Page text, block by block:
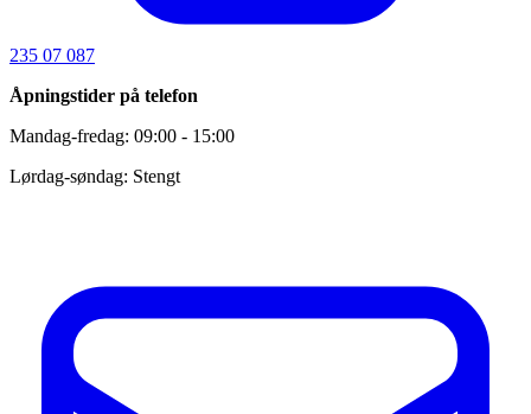
235 07 087
Åpningstider på telefon
Mandag-fredag: 09:00 - 15:00
Lørdag-søndag: Stengt